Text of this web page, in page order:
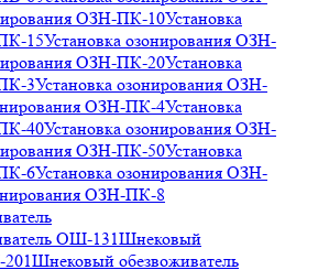
ОЗН-ПК-10Установка
15Установка озонирования ОЗН-
ОЗН-ПК-20Установка
3Установка озонирования ОЗН-
ОЗН-ПК-4Установка
40Установка озонирования ОЗН-
ОЗН-ПК-50Установка
6Установка озонирования ОЗН-
ОЗН-ПК-8
ОШ-131Шнековый
Шнековый обезвоживатель